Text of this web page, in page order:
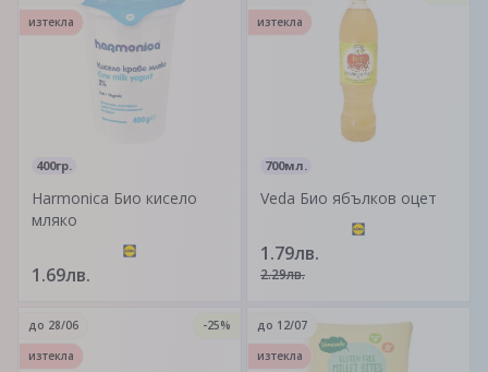
400гр.
Harmonica Био кисело
мляко
1.69лв.
изтекла
700мл.
Veda Био ябълков оцет
1.79лв.
2.29лв.
изтекла
до 28/06
-25%
изтекла
до 12/07
изтекла